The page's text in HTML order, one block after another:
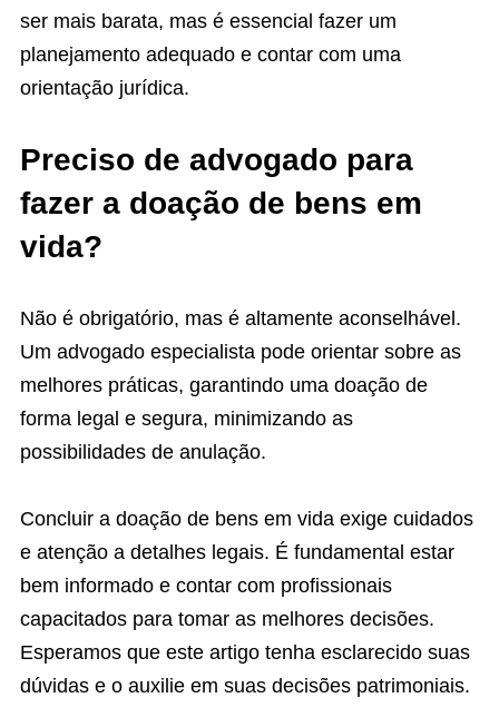
ser mais barata, mas é essencial fazer um
planejamento adequado e contar com uma
orientação jurídica.
Preciso de advogado para
fazer a doação de bens em
vida?
Não é obrigatório, mas é altamente aconselhável.
Um advogado especialista pode orientar sobre as
melhores práticas, garantindo uma doação de
forma legal e segura, minimizando as
possibilidades de anulação.
Concluir a doação de bens em vida exige cuidados
e atenção a detalhes legais. É fundamental estar
bem informado e contar com profissionais
capacitados para tomar as melhores decisões.
Esperamos que este artigo tenha esclarecido suas
dúvidas e o auxilie em suas decisões patrimoniais.